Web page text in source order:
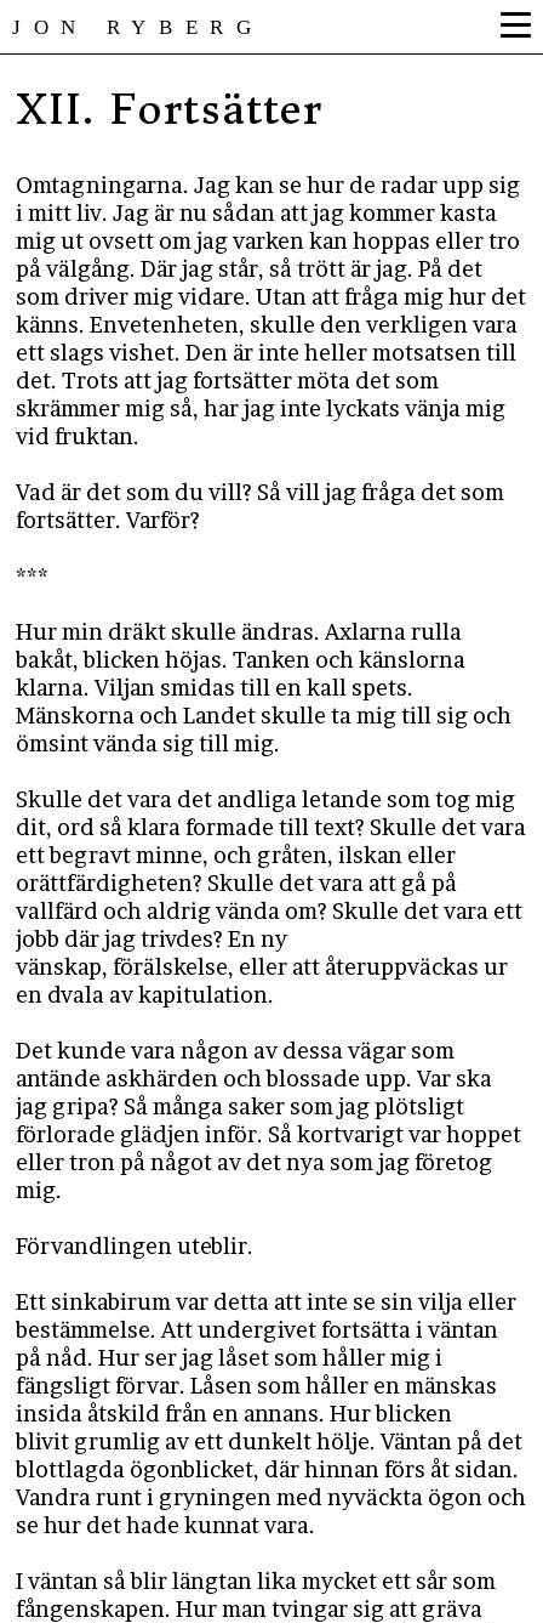
JON RYBERG
XII. Fortsätter
Omtagningarna. Jag kan se hur de radar upp sig
i mitt liv. Jag är nu sådan att jag kommer kasta
mig ut ovsett om jag varken kan hoppas eller tro
på välgång. Där jag står, så trött är jag. På det
som driver mig vidare. Utan att fråga mig hur det
känns. Envetenheten, skulle den verkligen vara
ett slags vishet. Den är inte heller motsatsen till
det. Trots att jag fortsätter möta det som
skrämmer mig så, har jag inte lyckats vänja mig
vid fruktan.
Vad är det som du vill? Så vill jag fråga det som
fortsätter. Varför?
***
Hur min dräkt skulle ändras. Axlarna rulla
bakåt, blicken höjas. Tanken och känslorna
klarna. Viljan smidas till en kall spets.
Mänskorna och Landet skulle ta mig till sig och
ömsint vända sig till mig.
Skulle det vara det andliga letande som tog mig
dit, ord så klara formade till text? Skulle det vara
ett begravt minne, och gråten, ilskan eller
orättfärdigheten? Skulle det vara att gå på
vallfärd och aldrig vända om? Skulle det vara ett
jobb där jag trivdes? En ny
vänskap, förälskelse, eller att återuppväckas ur
en dvala av kapitulation.
Det kunde vara någon av dessa vägar som
antände askhärden och blossade upp. Var ska
jag gripa? Så många saker som jag plötsligt
förlorade glädjen inför. Så kortvarigt var hoppet
eller tron på något av det nya som jag företog
mig.
Förvandlingen uteblir.
Ett sinkabirum var detta att inte se sin vilja eller
bestämmelse. Att undergivet fortsätta i väntan
på nåd. Hur ser jag låset som håller mig i
fängsligt förvar. Låsen som håller en mänskas
insida åtskild från en annans. Hur blicken
blivit grumlig av ett dunkelt hölje. Väntan på det
blottlagda ögonblicket, där hinnan förs åt sidan.
Vandra runt i gryningen med nyväckta ögon och
se hur det hade kunnat vara.
I väntan så blir längtan lika mycket ett sår som
fångenskapen. Hur man tvingar sig att gräva